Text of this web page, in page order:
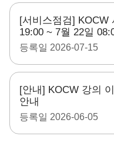
[서비스점검] KOCW
19:00 ~ 7월 22일
등록일 2026-07-15
[안내] KOCW 강의
안내
등록일 2026-06-05